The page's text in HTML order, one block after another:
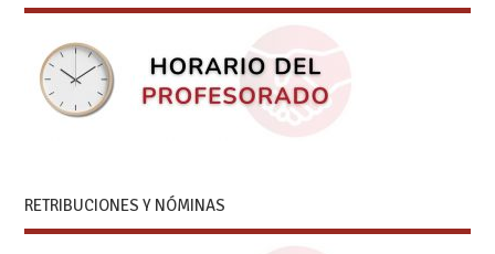
RETRIBUCIONES Y NÓMINAS